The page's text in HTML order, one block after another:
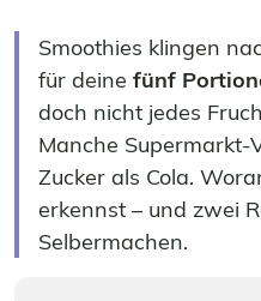
Smoothies klingen
für deine fünf
doch nicht jedes
Manche
Zucker als Cola.
erkennst – und zwei
Selbermachen.